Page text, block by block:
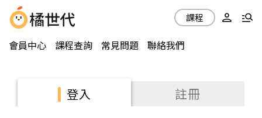
會員中心 課程查詢 常見問題 聯絡我們
課程
登入 註冊